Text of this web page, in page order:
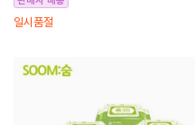
일시품절